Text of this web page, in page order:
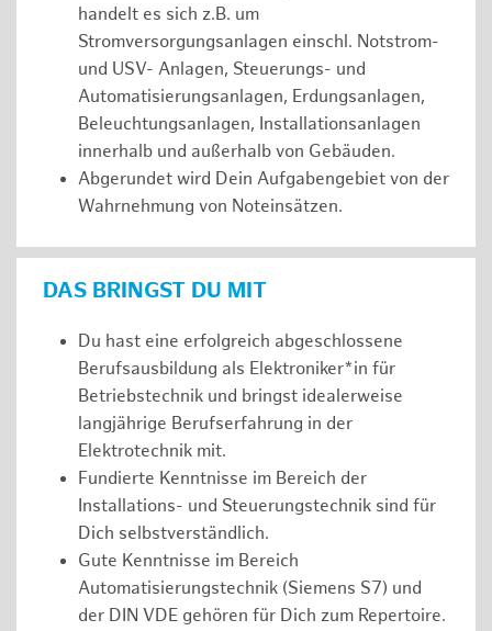
handelt es sich z.B. um
Stromversorgungsanlagen einschl. Notstrom-
und USV- Anlagen, Steuerungs- und
Automatisierungsanlagen, Erdungsanlagen,
Beleuchtungsanlagen, Installationsanlagen
innerhalb und außerhalb von Gebäuden.
Abgerundet wird Dein Aufgabengebiet von der
Wahrnehmung von Noteinsätzen.
DAS BRINGST DU MIT
Du hast eine erfolgreich abgeschlossene
Berufsausbildung als Elektroniker*in für
Betriebstechnik und bringst idealerweise
langjährige Berufserfahrung in der
Elektrotechnik mit.
Fundierte Kenntnisse im Bereich der
Installations- und Steuerungstechnik sind für
Dich selbstverständlich.
Gute Kenntnisse im Bereich
Automatisierungstechnik (Siemens S7) und
der DIN VDE gehören für Dich zum Repertoire.